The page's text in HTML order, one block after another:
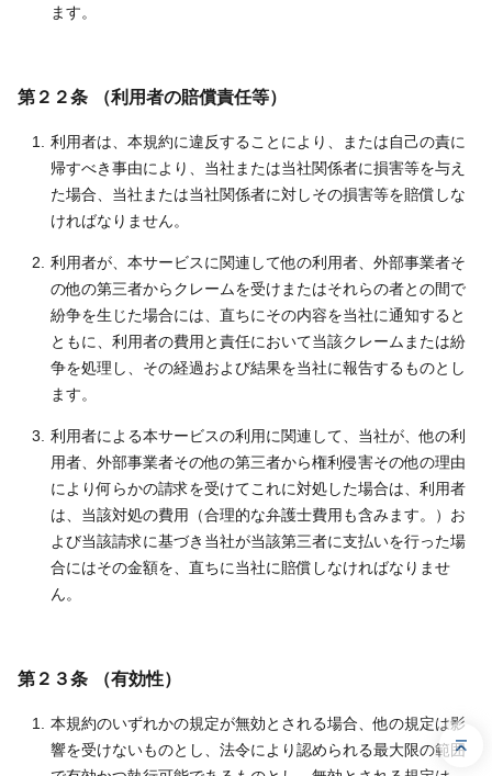
ます。
第２２条 （利用者の賠償責任等）
利用者は、本規約に違反することにより、または自己の責に
帰すべき事由により、当社または当社関係者に損害等を与え
た場合、当社または当社関係者に対しその損害等を賠償しな
ければなりません。
利用者が、本サービスに関連して他の利用者、外部事業者そ
の他の第三者からクレームを受けまたはそれらの者との間で
紛争を生じた場合には、直ちにその内容を当社に通知すると
ともに、利用者の費用と責任において当該クレームまたは紛
争を処理し、その経過および結果を当社に報告するものとし
ます。
利用者による本サービスの利用に関連して、当社が、他の利
用者、外部事業者その他の第三者から権利侵害その他の理由
により何らかの請求を受けてこれに対処した場合は、利用者
は、当該対処の費用（合理的な弁護士費用も含みます。）お
よび当該請求に基づき当社が当該第三者に支払いを行った場
合にはその金額を、直ちに当社に賠償しなければなりませ
ん。
第２３条 （有効性）
本規約のいずれかの規定が無効とされる場合、他の規定は影
響を受けないものとし、法令により認められる最大限の範囲